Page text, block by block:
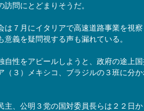
訪問にとどまりそうだ。
７月にイタリアで高速道路事業を視
意義を疑問視する声も漏れている。
性をアピールしようと、政府の途上
（３）メキシコ、ブラジルの３班に分
、公明３党の国対委員長らは２２日